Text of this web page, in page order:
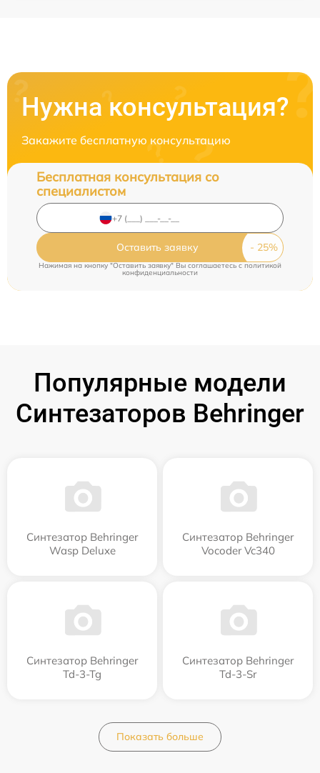
Нужна консультация?
Закажите бесплатную консультацию
Бесплатная консультация со
специалистом
Оставить заявку
Нажимая на кнопку "Оставить заявку" Вы соглашаетесь c политикой
конфиденциальности
Популярные модели
Синтезаторов Behringer
Синтезатор Behringer
Wasp Deluxe
Синтезатор Behringer
Vocoder Vc340
Синтезатор Behringer
Td-3-Tg
Синтезатор Behringer
Td-3-Sr
Показать больше